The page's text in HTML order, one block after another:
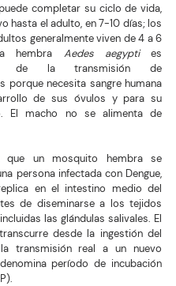
completar su ciclo de vida,
hasta el adulto, en 7-10 días; los
generalmente viven de 4 a 6
hembra Aedes aegypti es
de la transmisión de
porque necesita sangre humana
de sus óvulos y para su
El macho no se alimenta de
que un mosquito hembra se
persona infectada con Dengue,
en el intestino medio del
de diseminarse a los tejidos
las glándulas salivales. El
desde la ingestión del
transmisión real a un nuevo
período de incubación